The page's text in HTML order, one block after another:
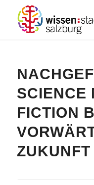
SCIENCE
FICTION
ZUKUNFT